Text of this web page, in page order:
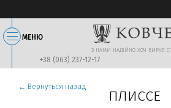
МЕНЮ
З НАМИ НАДIЙНО ХОЧ ВИРУЄ
+38 (063) 237-12-17
← Вернуться назад
ПЛИССЕ